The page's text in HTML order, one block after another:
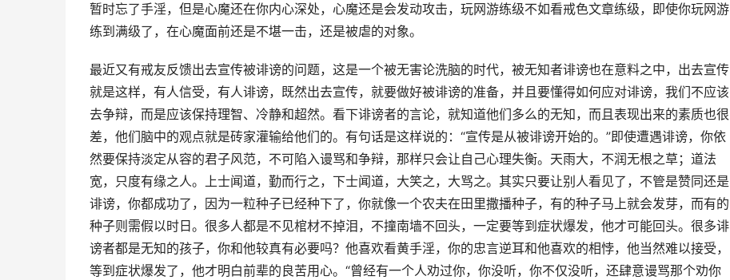
暂时忘了手淫，但是心魔还在你内心深处，心魔还是会发动攻击，玩网游练级不如看戒色文章练级，即使你玩网游
练到满级了，在心魔面前还是不堪一击，还是被虐的对象。
最近又有戒友反馈出去宣传被诽谤的问题，这是一个被无害论洗脑的时代，被无知者诽谤也在意料之中，出去宣传
就是这样，有人信受，有人诽谤，既然出去宣传，就要做好被诽谤的准备，并且要懂得如何应对诽谤，我们不应该
去争辩，而是应该保持理智、冷静和超然。看下诽谤者的言论，就知道他们多么的无知，而且表现出来的素质也很
差，他们脑中的观点就是砖家灌输给他们的。有句话是这样说的：“宣传是从被诽谤开始的。”即使遭遇诽谤，你依
然要保持淡定从容的君子风范，不可陷入谩骂和争辩，那样只会让自己心理失衡。天雨大，不润无根之草；道法
宽，只度有缘之人。上士闻道，勤而行之，下士闻道，大笑之，大骂之。其实只要让别人看见了，不管是赞同还是
诽谤，你都成功了，因为一粒种子已经种下了，你就像一个农夫在田里撒播种子，有的种子马上就会发芽，而有的
种子则需假以时日。很多人都是不见棺材不掉泪，不撞南墙不回头，一定要等到症状爆发，他才可能回头。很多诽
谤者都是无知的孩子，你和他较真有必要吗？他喜欢看黄手淫，你的忠言逆耳和他喜欢的相悖，他当然难以接受，
等到症状爆发了，他才明白前辈的良苦用心。“曾经有一个人劝过你，你没听，你不仅没听，还肆意谩骂那个劝你